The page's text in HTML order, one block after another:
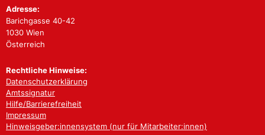
Adresse:
Barichgasse 40-42
1030 Wien
Österreich
Rechtliche Hinweise:
Datenschutzerklärung
Amtssignatur
Hilfe/Barrierefreiheit
Impressum
Hinweisgeber:innensystem (nur für Mitarbeiter:innen)